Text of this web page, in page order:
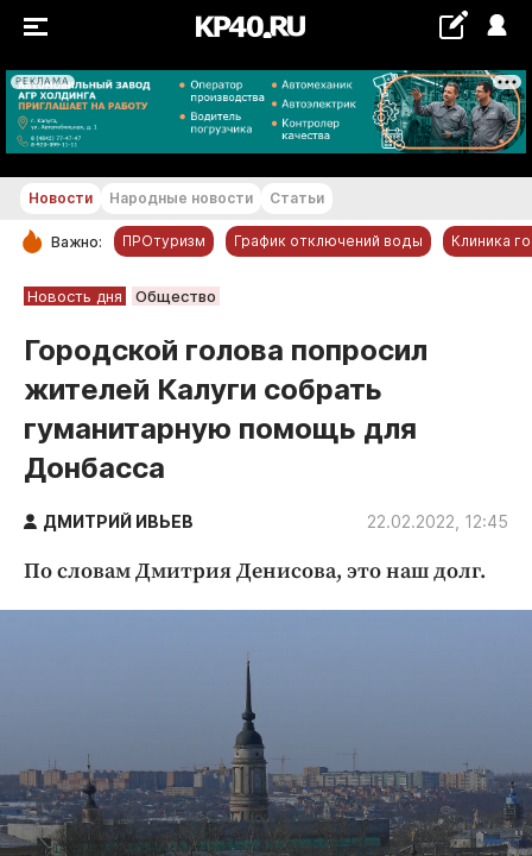
РЕКЛАМА
+16...+17 °С
РУБРИКИ
Новости компаний
Статьи
Народные новости
Авто и транспорт
Благоустройство
Культура
Праздники
Происшествия
Спорт
Новости Народные новости Статьи
Важно: ПРОтуризм График отключений воды Клиника
Новость дня Общество
Городской голова попросил
жителей Калуги собрать
гуманитарную помощь для
Донбасса
ДМИТРИЙ ИВЬЕВ 22.02.2022, 12:45
По словам Дмитрия Денисова, это наш долг.